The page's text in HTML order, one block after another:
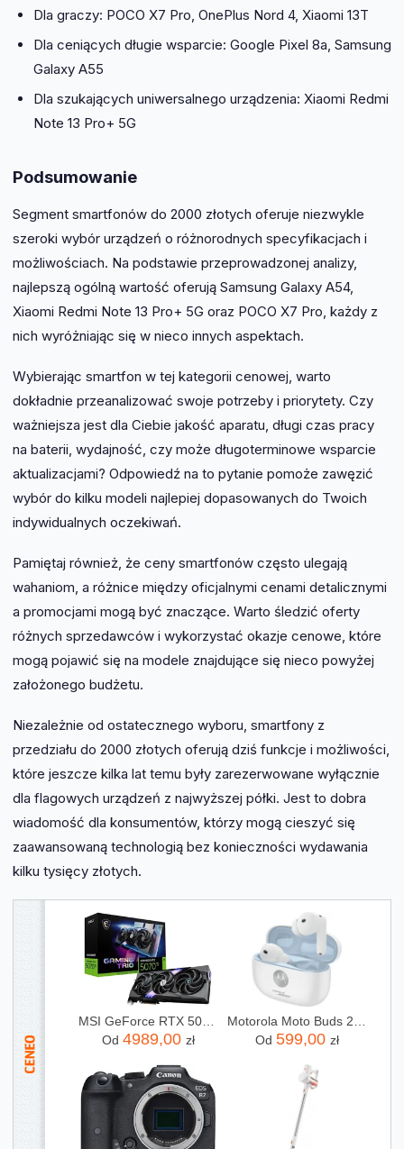
Dla graczy: POCO X7 Pro, OnePlus Nord 4, Xiaomi 13T
Dla ceniących długie wsparcie: Google Pixel 8a, Samsung
Galaxy A55
Dla szukających uniwersalnego urządzenia: Xiaomi Redmi
Note 13 Pro+ 5G
Podsumowanie
Segment smartfonów do 2000 złotych oferuje niezwykle
szeroki wybór urządzeń o różnorodnych specyfikacjach i
możliwościach. Na podstawie przeprowadzonej analizy,
najlepszą ogólną wartość oferują Samsung Galaxy A54,
Xiaomi Redmi Note 13 Pro+ 5G oraz POCO X7 Pro, każdy z
nich wyróżniając się w nieco innych aspektach.
Wybierając smartfon w tej kategorii cenowej, warto
dokładnie przeanalizować swoje potrzeby i priorytety. Czy
ważniejsza jest dla Ciebie jakość aparatu, długi czas pracy
na baterii, wydajność, czy może długoterminowe wsparcie
aktualizacjami? Odpowiedź na to pytanie pomoże zawęzić
wybór do kilku modeli najlepiej dopasowanych do Twoich
indywidualnych oczekiwań.
Pamiętaj również, że ceny smartfonów często ulegają
wahaniom, a różnice między oficjalnymi cenami detalicznymi
a promocjami mogą być znaczące. Warto śledzić oferty
różnych sprzedawców i wykorzystać okazje cenowe, które
mogą pojawić się na modele znajdujące się nieco powyżej
założonego budżetu.
Niezależnie od ostatecznego wyboru, smartfony z
przedziału do 2000 złotych oferują dziś funkcje i możliwości,
które jeszcze kilka lat temu były zarezerwowane wyłącznie
dla flagowych urządzeń z najwyższej półki. Jest to dobra
wiadomość dla konsumentów, którzy mogą cieszyć się
zaawansowaną technologią bez konieczności wydawania
kilku tysięcy złotych.
MSI GeForce RTX 5070 Ti Gaming Trio OC 16GB (V531240R)
Od 4989,00 zł
Od 599,00 zł